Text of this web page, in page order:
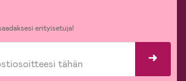
erityisetuja!